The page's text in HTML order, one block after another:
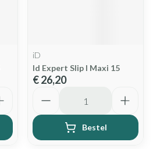
iD
Id Expert Slip l Maxi 15
€ 26,20
Bestel